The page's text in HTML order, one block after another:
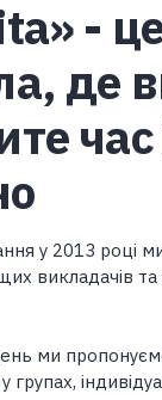
-
де
час
у 2013 році
викладачів та
ми
групах,